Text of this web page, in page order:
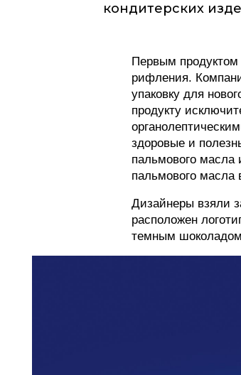
кондитерских
Первым продуктом
рифления.
упаковку для
продукту
здоровые и
пальмового масла
пальмового масла
Дизайнеры взяли
расположен
темным